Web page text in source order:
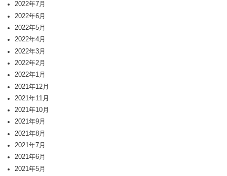
2022年7月
2022年6月
2022年5月
2022年4月
2022年3月
2022年2月
2022年1月
2021年12月
2021年11月
2021年10月
2021年9月
2021年8月
2021年7月
2021年6月
2021年5月